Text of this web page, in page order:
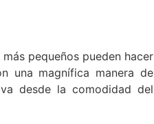
pequeños pueden hacer
una magnífica manera de
desde la comodidad del